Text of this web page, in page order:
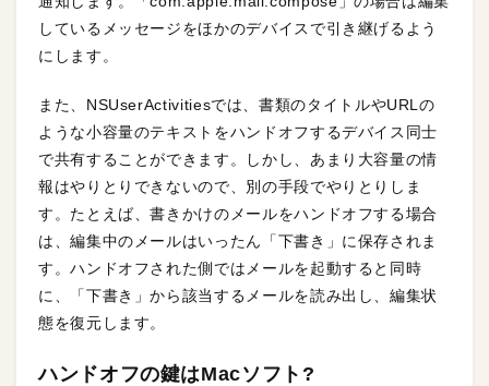
しているメッセージをほかのデバイスで引き継げるよう
にします。
また、NSUserActivitiesでは、書類のタイトルやURLの
ような小容量のテキストをハンドオフするデバイス同士
で共有することができます。しかし、あまり大容量の情
報はやりとりできないので、別の手段でやりとりしま
す。たとえば、書きかけのメールをハンドオフする場合
は、編集中のメールはいったん「下書き」に保存されま
す。ハンドオフされた側ではメールを起動すると同時
に、「下書き」から該当するメールを読み出し、編集状
態を復元します。
ハンドオフの鍵はMacソフト?